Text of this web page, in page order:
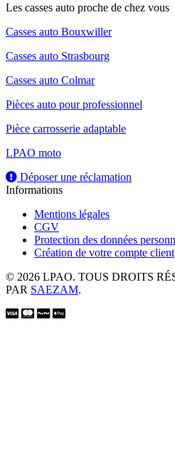
Les casses auto proche de chez vous
Casses auto Bouxwiller
Casses auto Strasbourg
Casses auto Colmar
Pièces auto pour professionnel
Pièce carrosserie adaptable
LPAO moto
Déposer une réclamation
Informations
Mentions légales
CGV
Protection des données
Création de votre compte client
© 2026 LPAO. TOUS DROITS
PAR SAEZAM.